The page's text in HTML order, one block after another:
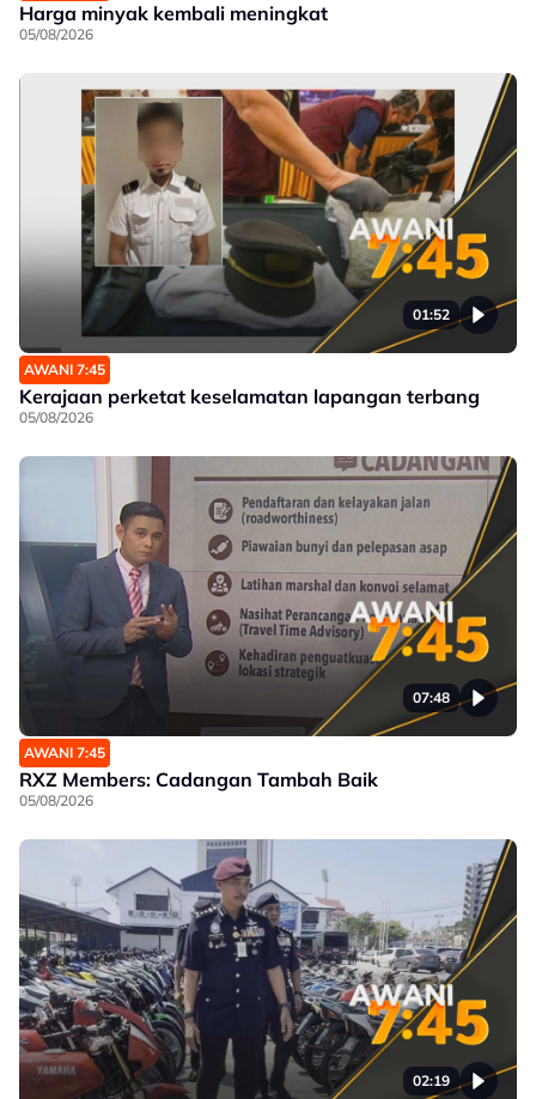
Harga minyak kembali meningkat
05/08/2026
01:52
AWANI 7:45
Kerajaan perketat keselamatan lapangan terbang
05/08/2026
07:48
AWANI 7:45
RXZ Members: Cadangan Tambah Baik
05/08/2026
02:19